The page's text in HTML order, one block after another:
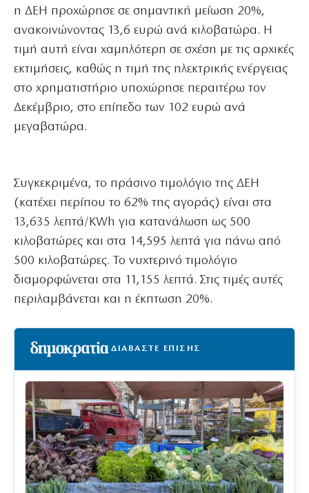
η ΔΕΗ προχώρησε σε σημαντική μείωση 20%,
ανακοινώνοντας 13,6 ευρώ ανά κιλοβατώρα. Η
τιμή αυτή είναι χαμηλότερη σε σχέση με τις αρχικές
εκτιμήσεις, καθώς η τιμή της ηλεκτρικής ενέργειας
στο χρηματιστήριο υποχώρησε περαιτέρω τον
Δεκέμβριο, στο επίπεδο των 102 ευρώ ανά
μεγαβατώρα.
Συγκεκριμένα, το πράσινο τιμολόγιο της ΔΕΗ
(κατέχει περίπου το 62% της αγοράς) είναι στα
13,635 λεπτά/KWh για κατανάλωση ως 500
κιλοβατώρες και στα 14,595 λεπτά για πάνω από
500 κιλοβατώρες. Το νυχτερινό τιμολόγιο
διαμορφώνεται στα 11,155 λεπτά. Στις τιμές αυτές
περιλαμβάνεται και η έκπτωση 20%.
ΔΙΑΒΑΣΤΕ ΕΠΙΣΗΣ